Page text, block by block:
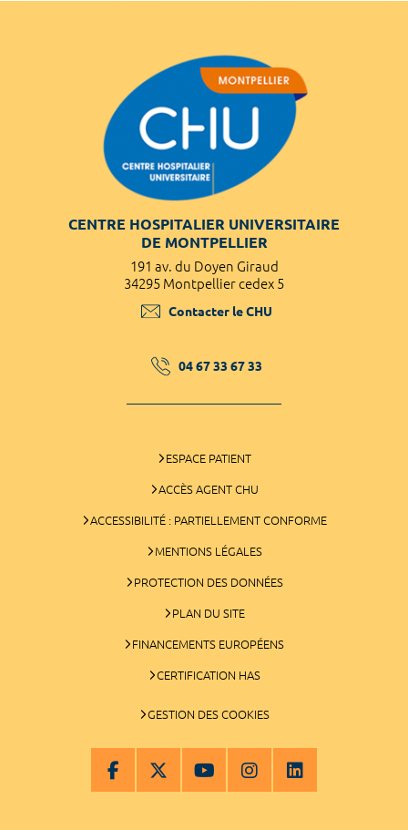
CENTRE HOSPITALIER UNIVERSITAIRE
DE MONTPELLIER
191 av. du Doyen Giraud
34295 Montpellier cedex 5
Contacter le CHU
04 67 33 67 33
ESPACE PATIENT
ACCÈS AGENT CHU
ACCESSIBILITÉ : PARTIELLEMENT CONFORME
MENTIONS LÉGALES
PROTECTION DES DONNÉES
PLAN DU SITE
FINANCEMENTS EUROPÉENS
CERTIFICATION HAS
GESTION DES COOKIES